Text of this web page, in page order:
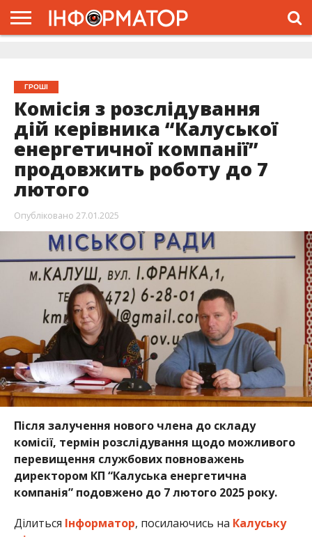
ГРОШІ
Комісія з розслідування
дій керівника “Калуської
енергетичної компанії”
продовжить роботу до 7
лютого
Опубліковано 27.01.2025
Після залучення нового члена до складу
комісії, термін розслідування щодо можливого
перевищення службових повноважень
директором КП “Калуська енергетична
компанія” подовжено до 7 лютого 2025 року.
Ділиться Інформатор, посилаючись на Калуську